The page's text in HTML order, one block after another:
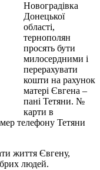
Новоградівка
Донецької
області,
тернополян
просять бути
милосердними і
перерахувати
кошти на рахунок
матері Євгена –
пані Тетяни. №
карти в
телефону Тетяни
життя Євгену,
людей.